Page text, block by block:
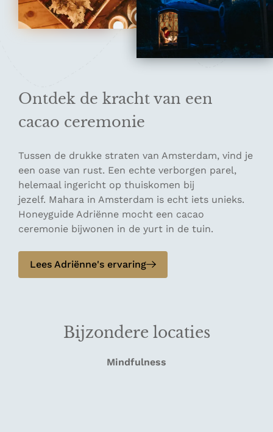
Ontdek de kracht van een
cacao ceremonie
Tussen de drukke straten van Amsterdam, vind je
een oase van rust. Een echte verborgen parel,
helemaal ingericht op thuiskomen bij
jezelf. Mahara in Amsterdam is echt iets unieks.
Honeyguide Adriënne mocht een cacao
ceremonie bijwonen in de yurt in de tuin.
Lees Adriënne's ervaring
Bijzondere locaties
Mindfulness